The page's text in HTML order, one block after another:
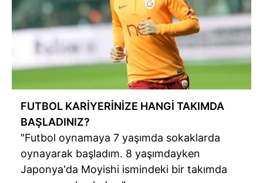
FUTBOL KARİYERİNİZE HANGİ TAKIMDA
BAŞLADINIZ?
"Futbol oynamaya 7 yaşımda sokaklarda
oynayarak başladım. 8 yaşımdayken
Japonya'da Moyishi ismindeki bir takımda